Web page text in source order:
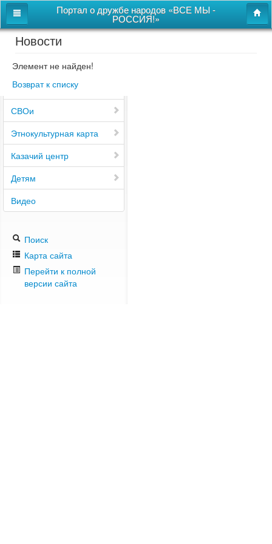
Портал о дружбе народов «ВСЕ МЫ -
РОССИЯ!»
Главная
Дом дружбы народов
Новости
СВОи
Этнокультурная карта
Казачий центр
Детям
Видео
Поиск
Карта сайта
Перейти к полной
версии сайта
Новости
Элемент не найден!
Возврат к списку